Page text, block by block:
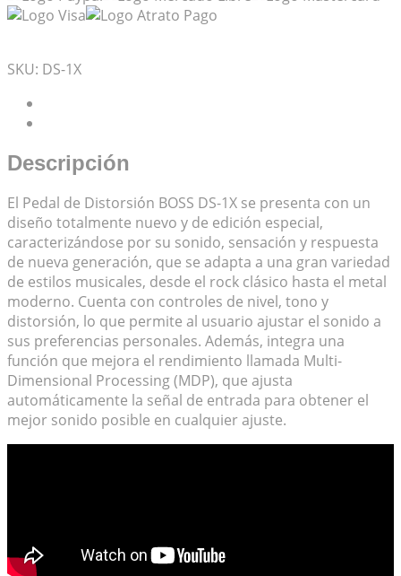
SKU: DS-1X
Descripción
El Pedal de Distorsión BOSS DS-1X se presenta con un
diseño totalmente nuevo y de edición especial,
caracterizándose por su sonido, sensación y respuesta
de nueva generación, que se adapta a una gran variedad
de estilos musicales, desde el rock clásico hasta el metal
moderno. Cuenta con controles de nivel, tono y
distorsión, lo que permite al usuario ajustar el sonido a
sus preferencias personales. Además, integra una
función que mejora el rendimiento llamada Multi-
Dimensional Processing (MDP), que ajusta
automáticamente la señal de entrada para obtener el
mejor sonido posible en cualquier ajuste.